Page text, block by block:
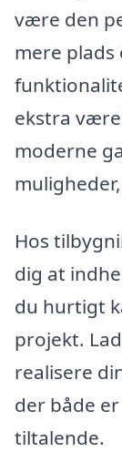
være den
mere
ekstra
moderne
Hos
dig at
du hurtigt
projekt.
realisere
der både
tiltalende.